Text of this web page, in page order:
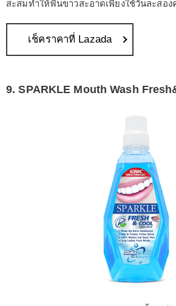
สะสมทำให้ฟันขาวสะอาดเพียงใช้วันละสอ
เช็คราคาที่ Lazada
9. SPARKLE Mouth Wash